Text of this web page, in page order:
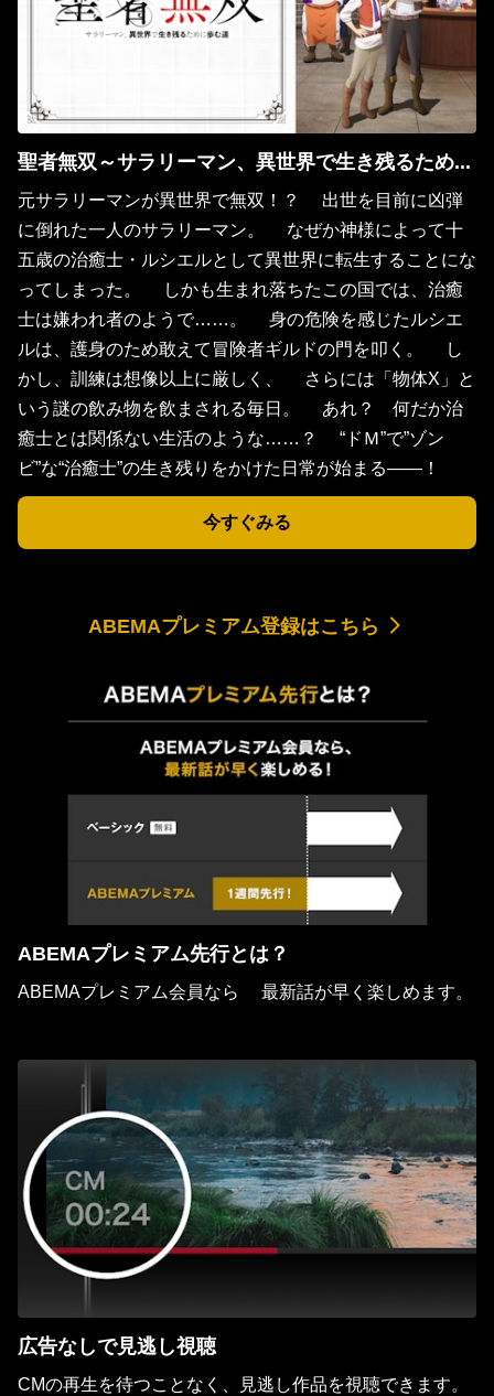
聖者無双～サラリーマン、異世界で生き残るために歩む道～
元サラリーマンが異世界で無双！？ 出世を目前に凶弾
に倒れた一人のサラリーマン。 なぜか神様によって十
五歳の治癒士・ルシエルとして異世界に転生することにな
ってしまった。 しかも生まれ落ちたこの国では、治癒
士は嫌われ者のようで……。 身の危険を感じたルシエ
ルは、護身のため敢えて冒険者ギルドの門を叩く。 し
かし、訓練は想像以上に厳しく、 さらには「物体X」と
いう謎の飲み物を飲まされる毎日。 あれ？ 何だか治
癒士とは関係ない生活のような……？ “ドＭ”で”ゾン
ビ”な“治癒士”の生き残りをかけた日常が始まる――！
今すぐみる
ABEMAプレミアム登録はこちら
ABEMAプレミアム先行とは？
ABEMAプレミアム会員なら 最新話が早く楽しめます。
広告なしで見逃し視聴
CMの再生を待つことなく、見逃し作品を視聴できます。